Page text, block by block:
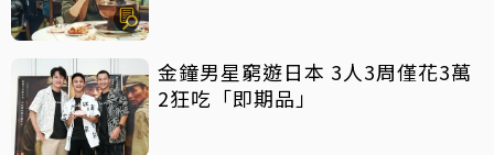
金鐘男星窮遊日本 3人3周僅花3萬
2狂吃「即期品」